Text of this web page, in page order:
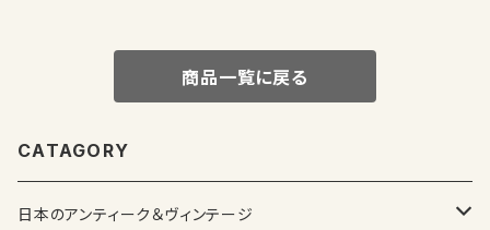
商品一覧に戻る
CATAGORY
日本のアンティーク＆ヴィンテージ